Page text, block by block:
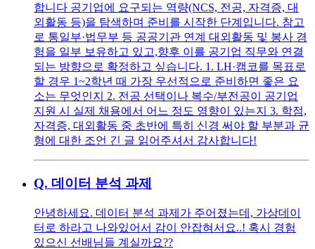
합니다 공기업에 요구되는 역량(NCS, 전공, 자격증, 대
외활동 등)을 탐색하며 준비를 시작한 단계입니다. 참고
로 통일부·법무부 등 공공기관 연계 대외활동 및 봉사 경
험을 일부 보유하고 있고,향후 이를 공기업 직무와 연결
되는 방향으로 확정하고 싶습니다. 1. LH·캠코를 목표로
할 경우 1~2학년 때 가장 우선적으로 준비하면 좋은 요
소는 무엇인지 2. 전공 선택이나 복수/부전공이 공기업
지원 시 실제 채용에서 어느 정도 영향이 있는지 3. 학점,
자격증, 대외활동 중 초반에 특히 신경 써야 할 부분과 균
형에 대한 조언 긴 글 읽어주셔서 감사합니다!
Q. 데이터 분석 과제
안녕하세요. 데이터 분석 과제가 주어졌는데, 가상데이
터로 하라고 나와있어서 감이 안잡혀서요..! 혹시 경험
있으신 선배님들 계실까요??